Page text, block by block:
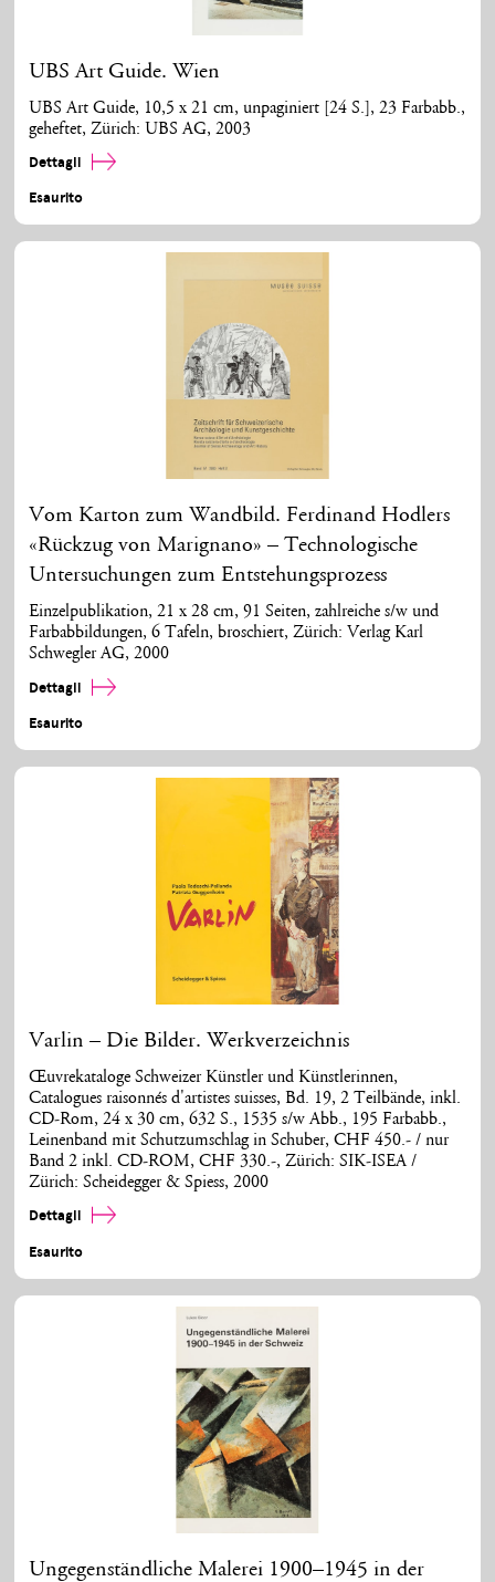
UBS Art Guide. Wien
UBS Art Guide, 10,5 x 21 cm, unpaginiert [24 S.], 23 Farbabb.,
geheftet, Zürich: UBS AG, 2003
Dettagli
Esaurito
Vom Karton zum Wandbild. Ferdinand Hodlers
«Rückzug von Marignano» – Technologische
Untersuchungen zum Entstehungsprozess
Einzelpublikation, 21 x 28 cm, 91 Seiten, zahlreiche s/w und
Farbabbildungen, 6 Tafeln, broschiert, Zürich: Verlag Karl
Schwegler AG, 2000
Dettagli
Esaurito
Varlin – Die Bilder. Werkverzeichnis
Œuvrekataloge Schweizer Künstler und Künstlerinnen,
Catalogues raisonnés d'artistes suisses, Bd. 19, 2 Teilbände, inkl.
CD-Rom, 24 x 30 cm, 632 S., 1535 s/w Abb., 195 Farbabb.,
Leinenband mit Schutzumschlag in Schuber, CHF 450.- / nur
Band 2 inkl. CD-ROM, CHF 330.-, Zürich: SIK-ISEA /
Zürich: Scheidegger & Spiess, 2000
Dettagli
Esaurito
Ungegenständliche Malerei 1900–1945 in der